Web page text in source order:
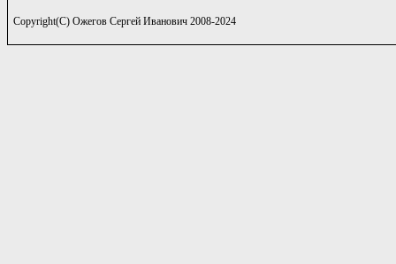
Copyright(C) Ожегов Сергей Иванович 2008-2024